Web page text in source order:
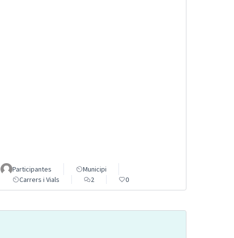
Participantes
Municipi
Carrers i Vials
2 0